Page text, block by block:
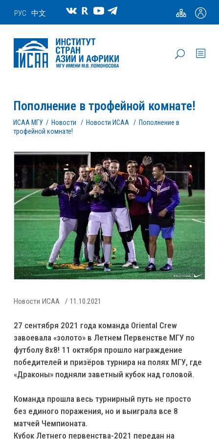
РУС 中文
Пополнение в трофейной комнате!
ИСАА МГУ / Новости / Новости ИСАА / Пополнение в
трофейной комнате!
Новости ИСАА 11.10.2021
27 сентября 2021 года команда Oriental Crew
завоевала «золото» в Летнем Первенстве МГУ по
футболу 8х8! 11 октября прошло награждение
победителей и призёров турнира на полях МГУ, где
«Драконы» подняли заветный кубок над головой.
Команда прошла весь турнирный путь не просто
без единого поражения, но и выиграла все 8
матчей Чемпионата.
Кубок Летнего первенства-2021 передан на